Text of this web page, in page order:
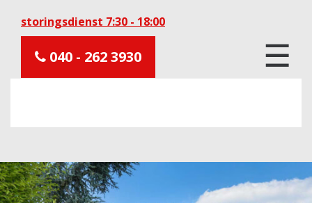
storingsdienst 7:30 - 18:00
040 - 262 3930 ☰